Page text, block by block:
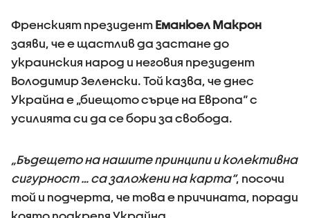
Френският президент Еманюел Макрон
заяви, че е щастлив да застане до
украинския народ и неговия президент
Володимир Зеленски. Той казва, че днес
Украйна е „биещото сърце на Европа“ с
усилията си да се бори за свобода.
„Бъдещето на нашите принципи и колективна
сигурност … са заложени на карта“, посочи
той и подчерта, че това е причината, поради